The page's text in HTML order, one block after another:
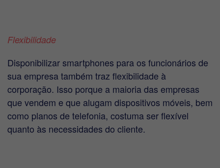
Flexibilidade
Disponibilizar smartphones para os funcionários de
sua empresa também traz flexibilidade à
corporação. Isso porque a maioria das empresas
que vendem e que alugam dispositivos móveis, bem
como planos de telefonia, costuma ser flexível
quanto às necessidades do cliente.